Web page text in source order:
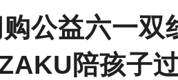
公益六一双
陪孩子